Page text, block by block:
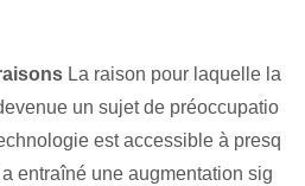
La raison pour laquelle la
un sujet de préoccupatio
est accessible à presq
entraîné une augmentation sig